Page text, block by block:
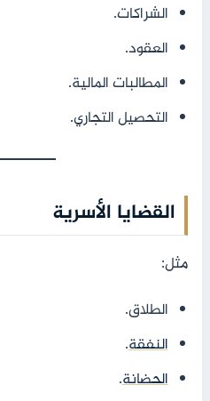
الشراكات.
العقود.
المطالبات المالية.
التحصيل التجاري.
القضايا الأسرية
مثل:
الطلاق.
النفقة.
الحضانة.